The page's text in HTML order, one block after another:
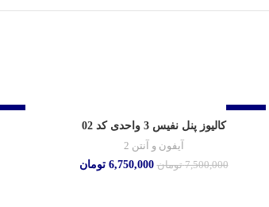
کالیوز پنل نفیس 3 واحدی کد 02
آیفون و آنتن 2
7,500,000 تومان 6,750,000 تومان